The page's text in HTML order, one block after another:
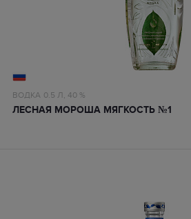
ВОДКА 0.5 Л, 40 %
ЛЕСНАЯ МОРОША МЯГКОСТЬ №1